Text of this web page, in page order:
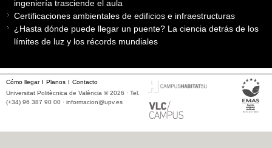
ingeniería trasciende el aula
Certificaciones ambientales de edificios e infraestructuras
¿Hasta dónde puede llegar un puente? La ciencia detrás de los
límites de luz y los récords mundiales
Cómo llegar Planos
Contacto
Universitat Politècnica de València © 2026 · Tel.
(+34) 96 387 90 00 · informacion@upv.es